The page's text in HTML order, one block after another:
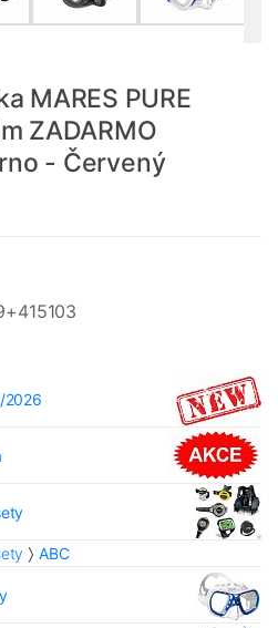
MARES PURE
ZADARMO
- Červený
2026
ABC